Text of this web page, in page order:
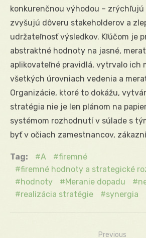
konkurenčnou výhodou – zrýchľujú
zvyšujú dôveru stakeholderov a
udržateľnosť výsledkov. Kľúčom je
abstraktné hodnoty na jasné,
aplikovateľné pravidlá, vytrvalo ich
všetkých úrovniach vedenia a
Organizácie, ktoré to dokážu,
stratégia nie je len plánom na
systémom rozhodnutí v súlade s
byť v očiach zamestnancov,
Tag: A
firemné
firemné hodnoty a strategické
hodnoty
Meranie dopadu
realizácia stratégie
synergia
Previous